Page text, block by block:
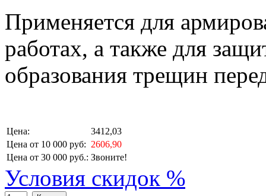
Применяется для
работах, а также для
образования трещин
Цена:
3412,03
Цена от 10 000 руб: 2606,90
Цена от 30 000 руб.: Звоните!
Условия скидок %